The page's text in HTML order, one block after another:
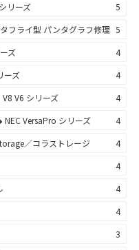
リーズ
5
フライ型 パンタグラフ修理 5
ズ
4
ーズ
4
V6 シリーズ
4
NEC VersaPro シリーズ
4
／コラストレージ
4
4
4
4
3